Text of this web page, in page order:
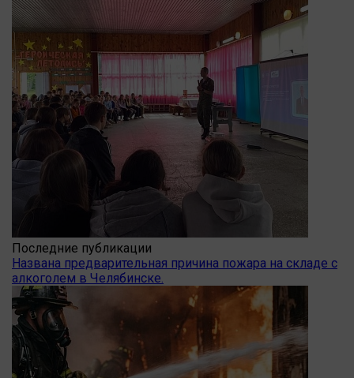
Последние публикации
Названа предварительная причина пожара на складе с
алкоголем в Челябинске.